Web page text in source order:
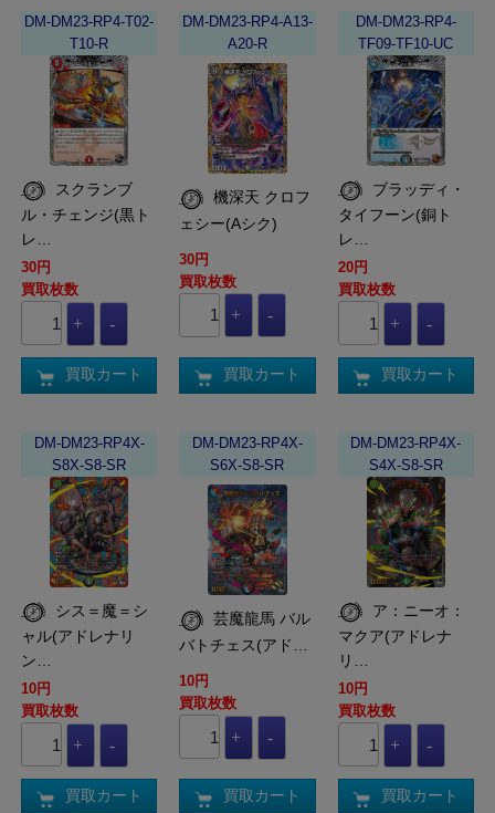
DM-DM23-RP4-T02-
T10-R
ル・チェンジ(黒ト
レ…
30円
買取枚数
買取カート
DM-DM23-RP4-A13-
A20-R
機深天 クロフ
ェシー(Aシク)
30円
買取枚数
買取カート
DM-DM23-RP4-
TF09-TF10-UC
タイフーン(銅ト
レ…
20円
買取枚数
買取カート
DM-DM23-RP4X-
S8X-S8-SR
ャル(アドレナリ
ン…
10円
買取枚数
買取カート
DM-DM23-RP4X-
S6X-S8-SR
芸魔龍馬 バル
バトチェス(アド…
10円
買取枚数
買取カート
DM-DM23-RP4X-
S4X-S8-SR
マクア(アドレナ
リ…
10円
買取枚数
買取カート